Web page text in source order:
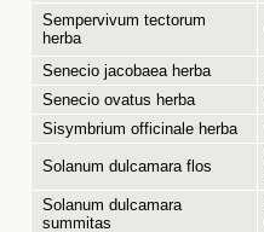
Sempervivum tectorum
herba
Senecio jacobaea herba
Senecio ovatus herba
Sisymbrium officinale herba
Solanum dulcamara flos
Solanum dulcamara
summitas